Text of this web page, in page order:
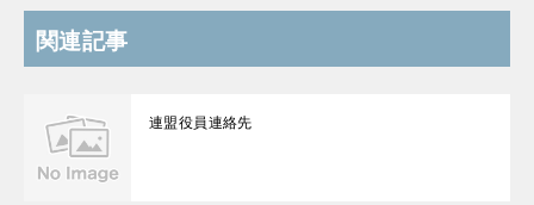
関連記事
連盟役員連絡先